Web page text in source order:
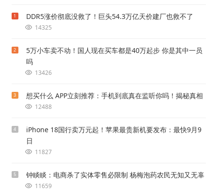
1 DDR5涨价彻底没救了！巨头54.3万亿天价建厂也救不了
14325
2
5万小车卖不动！国人现在买车都是40万起步 你是其中一员
吗
13426
3 想买什么 APP立刻推荐：手机到底真在监听你吗！揭秘真相
12488
4
iPhone 18国行卖万元起！苹果最贵新机要发布：最快9月9
日
11827
5 钟睒睒：电商杀了实体零售必限制 杨梅泡药农民无知又无辜
11659